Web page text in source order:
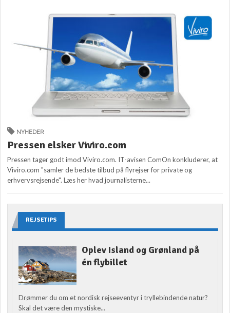
NYHEDER
Pressen elsker Viviro.com
Pressen tager godt imod Viviro.com. IT-avisen ComOn konkluderer, at
Viviro.com "samler de bedste tilbud på flyrejser for private og
erhvervsrejsende". Læs her hvad journalisterne...
REJSETIPS
Oplev Island og Grønland på
én flybillet
Drømmer du om et nordisk rejseeventyr i tryllebindende natur?
Skal det være den mystiske...